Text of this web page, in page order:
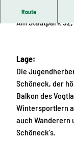
s
s
i
c
h
t
Route
Jugendherberge
Am Stadtpark
Lage:
Die
Schöneck, der
Balkon des
Wintersportlern
auch Wanderern
Schöneck's.